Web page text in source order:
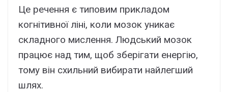
Це речення є типовим прикладом
когнітивної ліні, коли мозок уникає
складного мислення. Людський мозок
працює над тим, щоб зберігати енергію,
тому він схильний вибирати найлегший
шлях.